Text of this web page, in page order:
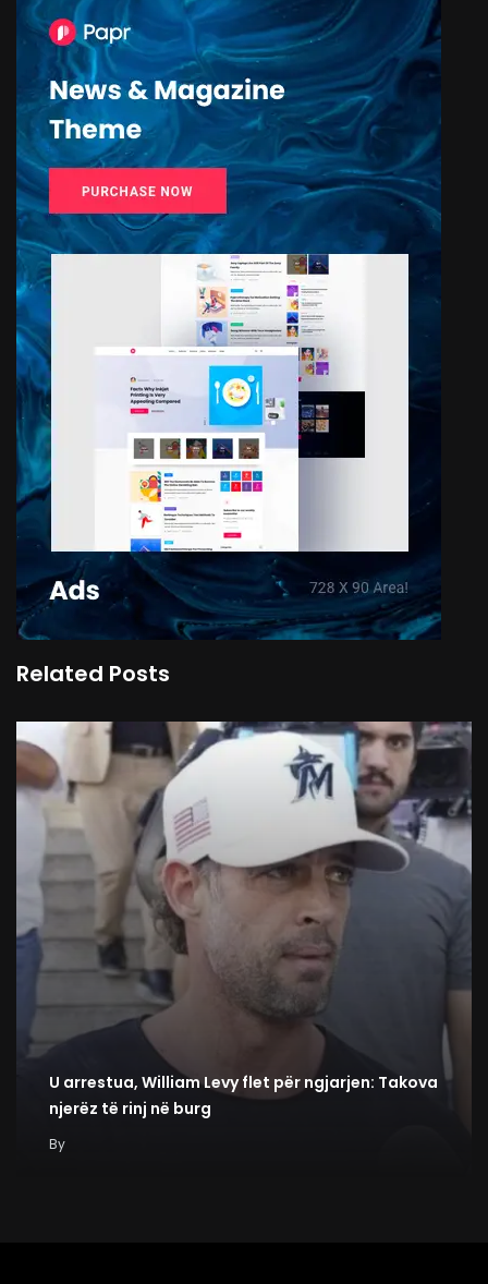
Related Posts
U arrestua, William Levy flet për ngjarjen: Takova
njerëz të rinj në burg
By